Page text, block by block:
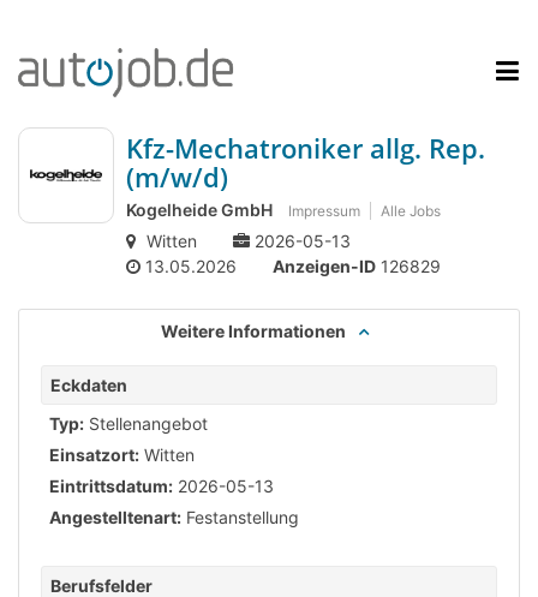
Kfz-Mechatroniker allg. Rep.
(m/w/d)
Kogelheide GmbH Impressum Alle Jobs
Witten
2026-05-13
13.05.2026
Anzeigen-ID 126829
Weitere Informationen
Eckdaten
Typ: Stellenangebot
Einsatzort: Witten
Eintrittsdatum: 2026-05-13
Angestelltenart: Festanstellung
Berufsfelder